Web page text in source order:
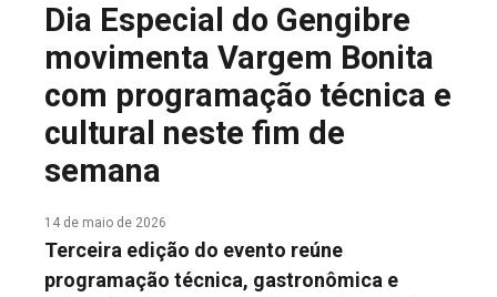
FALE CONOSCO
Dia Especial do Gengibre
movimenta Vargem Bonita
com programação técnica e
cultural neste fim de
semana
14 de maio de 2026
Terceira edição do evento reúne
programação técnica, gastronômica e